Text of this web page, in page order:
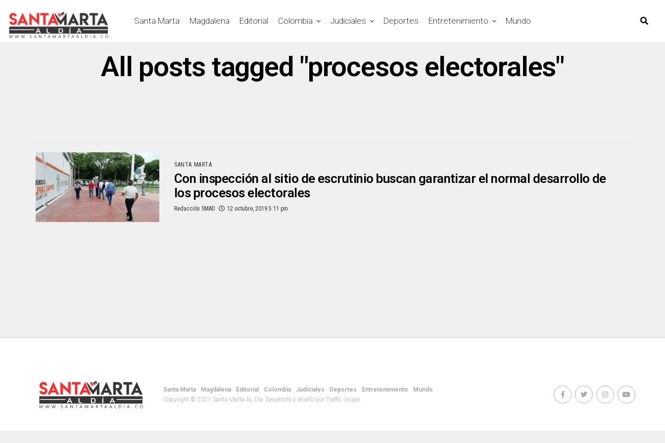
Santa Marta Magdalena Editorial Colombia Judiciales Deportes Entretenimiento Mundo
All posts tagged "procesos electorales"
SANTA MARTA
Con inspección al sitio de escrutinio buscan garantizar el normal desarrollo de
los procesos electorales
Redacción SMAD 12 octubre, 2019 5:11 pm
Santa Marta Magdalena Editorial Colombia Judiciales Deportes Entretenimiento
Mundo
Copyright © 2021 Santa Marta AL Día. Desarrollo y diseño por Traffic Grupo.